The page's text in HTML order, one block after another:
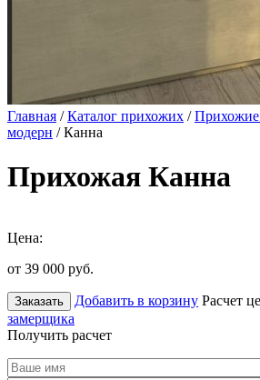
Главная /Каталог прихожих /Прихожие
модерн / Канна
Прихожая Канна
Цена:
от 39 000 руб.
Заказать Добавить в корзину Расчет
замерщика
Получить расчет